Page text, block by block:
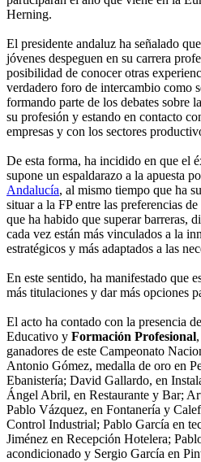
Herning.
El presidente andaluz ha señalado
jóvenes despeguen en su carrera
posibilidad de conocer otras
verdadero foro de intercambio como
formando parte de los debates sobre
su profesión y estando en contacto
empresas y con los sectores
De esta forma, ha incidido en que el
supone un espaldarazo a la apuesta
Andalucía, al mismo tiempo que ha
situar a la FP entre las preferencias
que ha habido que superar barreras,
cada vez están más vinculados a la
estratégicos y más adaptados a las
En este sentido, ha manifestado que
más titulaciones y dar más opciones
El acto ha contado con la presencia
Educativo y Formación Profesional
ganadores de este Campeonato
Antonio Gómez, medalla de oro en
Ebanistería; David Gallardo, en
Ángel Abril, en Restaurante y Bar;
Pablo Vázquez, en Fontanería y
Control Industrial; Pablo García en
Jiménez en Recepción Hotelera;
acondicionado y Sergio García en